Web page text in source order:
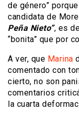
de género”
candidata de
Peña Nieto”, es
“bonita” que por
A ver, que Marina
comentado con
cierto, no son
comentarios
la cuarta